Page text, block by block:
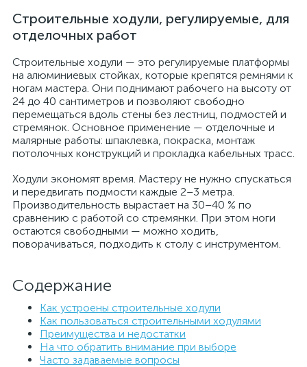
Строительные ходули, регулируемые, для
отделочных работ
Строительные ходули — это регулируемые платформы
на алюминиевых стойках, которые крепятся ремнями к
ногам мастера. Они поднимают рабочего на высоту от
24 до 40 сантиметров и позволяют свободно
перемещаться вдоль стены без лестниц, подмостей и
стремянок. Основное применение — отделочные и
малярные работы: шпаклевка, покраска, монтаж
потолочных конструкций и прокладка кабельных трасс.
Ходули экономят время. Мастеру не нужно спускаться
и передвигать подмости каждые 2–3 метра.
Производительность вырастает на 30–40 % по
сравнению с работой со стремянки. При этом ноги
остаются свободными — можно ходить,
поворачиваться, подходить к столу с инструментом.
Содержание
Как устроены строительные ходули
Как пользоваться строительными ходулями
Преимущества и недостатки
На что обратить внимание при выборе
Часто задаваемые вопросы